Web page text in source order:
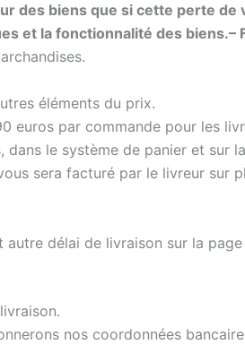
des biens que si cette perte de
et la fonctionnalité des biens.–
éléments du prix.
par commande pour les
le système de panier et sur
sera facturé par le livreur sur
délai de livraison sur la
nos coordonnées